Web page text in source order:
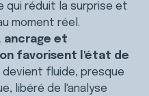
qui réduit la surprise et
moment réel.
ancrage et
favorisent l'état de
devient fluide, presque
libéré de l'analyse